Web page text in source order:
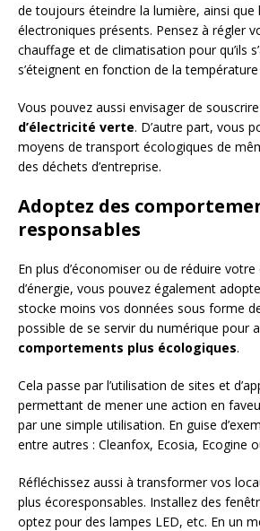
de toujours éteindre la lumière, ainsi que
électroniques présents. Pensez à régler
chauffage et de climatisation pour qu’ils
s’éteignent en fonction de la
Vous pouvez aussi envisager de souscrire
d’électricité verte. D’autre part, vous
moyens de transport écologiques de
des déchets d’entreprise.
Adoptez des
responsables
En plus d’économiser ou de réduire
d’énergie, vous pouvez également
stocke moins vos données sous forme
possible de se servir du numérique pour
comportements plus écologiques.
Cela passe par l’utilisation de sites et
permettant de mener une action en
par une simple utilisation. En guise
entre autres : Cleanfox, Ecosia, Ecogine
Réfléchissez aussi à transformer vos
plus écoresponsables. Installez des
optez pour des lampes LED, etc. En un